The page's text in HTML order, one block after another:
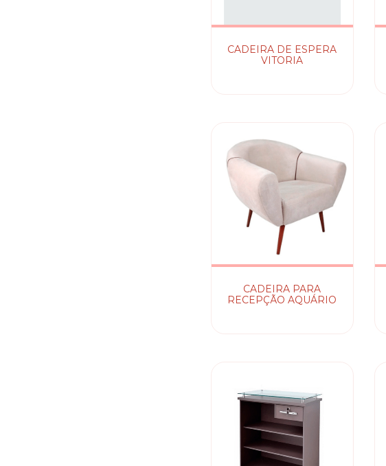
CADEIRA DE ESPERA
VITORIA
CADEIRA PARA
RECEPÇÃO AQUÁRIO